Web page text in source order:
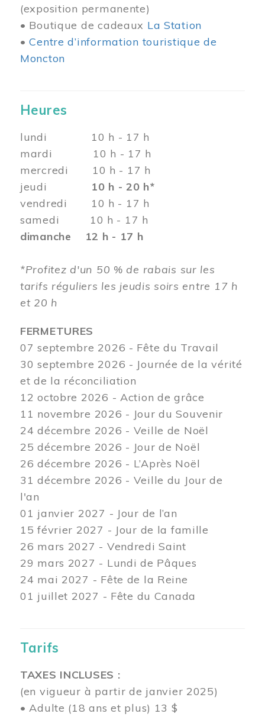
(exposition permanente)
• Boutique de cadeaux La Station
•Centre d’information touristique de
Moncton
Heures
lundi 10 h - 17 h
mardi 10 h - 17 h
mercredi 10 h - 17 h
jeudi 10 h - 20 h*
vendredi 10 h - 17 h
samedi 10 h - 17 h
dimanche 12 h - 17 h
*Profitez d'un 50 % de rabais sur les
tarifs réguliers les jeudis soirs entre 17 h
et 20 h
FERMETURES
07 septembre 2026 - Fête du Travail
30 septembre 2026 - Journée de la vérité
et de la réconciliation
12 octobre 2026 - Action de grâce
11 novembre 2026 - Jour du Souvenir
24 décembre 2026 - Veille de Noël
25 décembre 2026 - Jour de Noël
26 décembre 2026 - L’Après Noël
31 décembre 2026 - Veille du Jour de
l'an
01 janvier 2027 - Jour de l’an
15 février 2027 - Jour de la famille
26 mars 2027 - Vendredi Saint
29 mars 2027 - Lundi de Pâques
24 mai 2027 - Fête de la Reine
01 juillet 2027 - Fête du Canada
Tarifs
TAXES INCLUSES :
(en vigueur à partir de janvier 2025)
• Adulte (18 ans et plus) 13 $